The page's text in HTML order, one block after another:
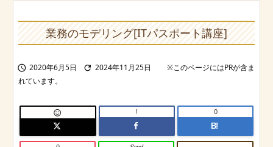
Prev


業務のモデリング[ITパスポート講座]
 2020年6月5日  2024年11月25日
 !
B!
0